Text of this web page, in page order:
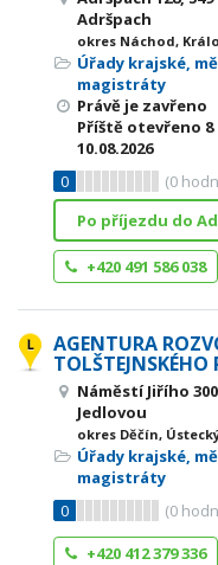
Adršpach
okres Náchod,
Úřady krajské,
magistráty
Právě je zavřeno
Příště otevřeno 8
10.08.2026
0
(0
Po příjezdu do
+420 491 586 038
AGENTURA
Náměstí Jiřího
Jedlovou
okres Děčín,
Úřady krajské,
magistráty
0
(0
+420 412 379 336